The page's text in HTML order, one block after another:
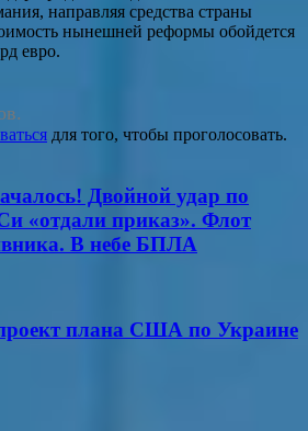
направляя средства страны
нынешней реформы обойдется
евро.
для того, чтобы проголосовать.
Двойной удар по
«отдали приказ». Флот
В небе БПЛА
плана США по Украине